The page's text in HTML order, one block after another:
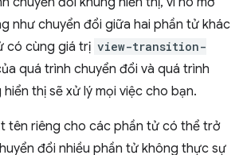
như chuyển đổi giữa hai phần tử khác
có cùng giá trị view-transition-
quá trình chuyển đổi và quá trình
thị sẽ xử lý mọi việc cho bạn.
tên riêng cho các phần tử có thể trở
đổi nhiều phần tử không thực sự